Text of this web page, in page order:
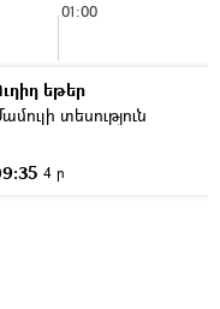
01:00
եթեր
տեսություն
4 ր